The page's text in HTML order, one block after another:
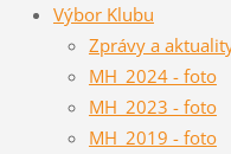
Výbor Klubu
Zprávy a
MH_2024 - foto
MH_2023 - foto
MH_2019 - foto